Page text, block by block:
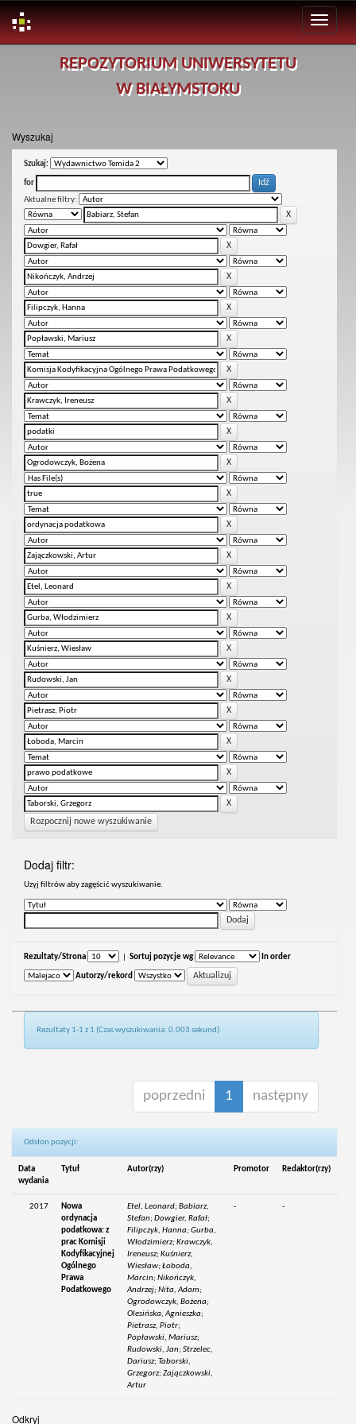
REPOZYTORIUM UNIWERSYTETU
W BIAŁYMSTOKU
Wyszukaj
Szukaj:
for
Aktualne filtry:
Rozpocznij nowe wyszukiwanie
Dodaj filtr:
Uzyj filtrów aby zagęścić wyszukiwanie.
Rezultaty/Strona Sortuj pozycje wg In order
Autorzy/rekord
Rezultaty 1-1 z 1 (Czas wyszukiwania: 0.003 sekund).
poprzedni 1 następny
Odsłon pozycji:
Data
wydania
Tytuł Autor(rzy) Promotor Redaktor(rzy)
2017
Nowa
ordynacja
podatkowa: z
prac Komisji
Kodyfikacyjnej
Ogólnego
Prawa
Podatkowego
Etel, Leonard; Babiarz,
Stefan; Dowgier, Rafał;
Filipczyk, Hanna; Gurba,
Włodzimierz; Krawczyk,
Ireneusz; Kuśnierz,
Wiesław; Łoboda,
Marcin; Nikończyk,
Andrzej; Nita, Adam;
Ogrodowczyk, Bożena;
Olesińska, Agnieszka;
Pietrasz, Piotr;
Popławski, Mariusz;
Rudowski, Jan; Strzelec,
Dariusz; Taborski,
Grzegorz; Zajączkowski,
Artur
- -
Odkryj